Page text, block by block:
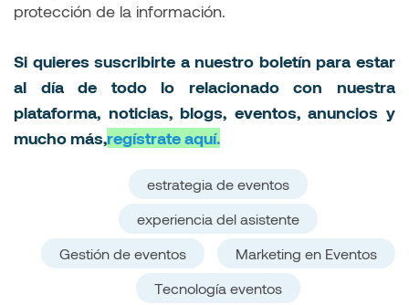
protección de la información.
Si quieres suscribirte a nuestro boletín para estar
al día de todo lo relacionado con nuestra
plataforma, noticias, blogs, eventos, anuncios y
mucho más,regístrate aquí.
estrategia de eventos
experiencia del asistente
Gestión de eventos
Marketing en Eventos
Tecnología eventos